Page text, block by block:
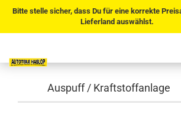
Bitte stelle sicher, dass Du für eine korrekte
Lieferland auswählst.
Auspuff / Kraftstoffanlage